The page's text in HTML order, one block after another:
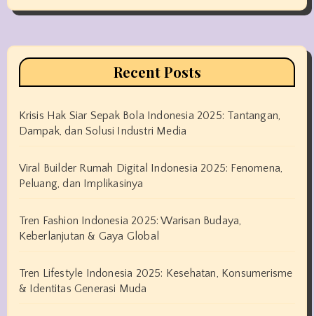
Recent Posts
Krisis Hak Siar Sepak Bola Indonesia 2025: Tantangan,
Dampak, dan Solusi Industri Media
Viral Builder Rumah Digital Indonesia 2025: Fenomena,
Peluang, dan Implikasinya
Tren Fashion Indonesia 2025: Warisan Budaya,
Keberlanjutan & Gaya Global
Tren Lifestyle Indonesia 2025: Kesehatan, Konsumerisme
& Identitas Generasi Muda